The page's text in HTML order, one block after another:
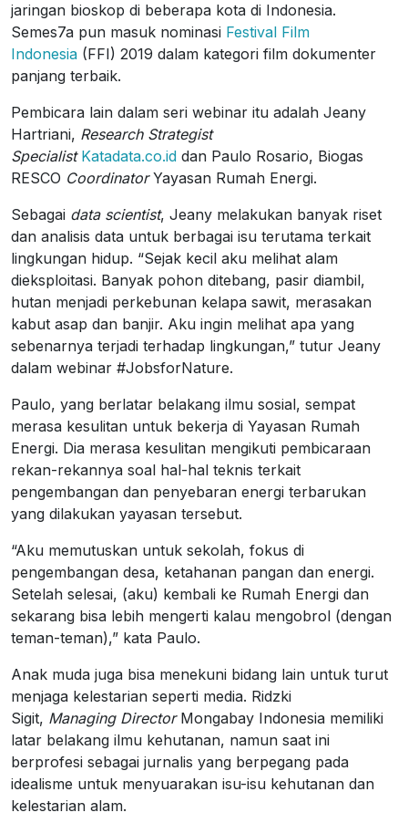
jaringan bioskop di beberapa kota di Indonesia.
Semes7a pun masuk nominasi Festival Film
Indonesia (FFI) 2019 dalam kategori film dokumenter
panjang terbaik.
Pembicara lain dalam seri webinar itu adalah Jeany
Hartriani, Research Strategist
Specialist Katadata.co.id dan Paulo Rosario, Biogas
RESCO CoordinatorYayasan Rumah Energi.
Sebagai data scientist, Jeany melakukan banyak riset
dan analisis data untuk berbagai isu terutama terkait
lingkungan hidup. “Sejak kecil aku melihat alam
dieksploitasi. Banyak pohon ditebang, pasir diambil,
hutan menjadi perkebunan kelapa sawit, merasakan
kabut asap dan banjir. Aku ingin melihat apa yang
sebenarnya terjadi terhadap lingkungan,” tutur Jeany
dalam webinar #JobsforNature.
Paulo, yang berlatar belakang ilmu sosial, sempat
merasa kesulitan untuk bekerja di Yayasan Rumah
Energi. Dia merasa kesulitan mengikuti pembicaraan
rekan-rekannya soal hal-hal teknis terkait
pengembangan dan penyebaran energi terbarukan
yang dilakukan yayasan tersebut.
“Aku memutuskan untuk sekolah, fokus di
pengembangan desa, ketahanan pangan dan energi.
Setelah selesai, (aku) kembali ke Rumah Energi dan
sekarang bisa lebih mengerti kalau mengobrol (dengan
teman-teman),” kata Paulo.
Anak muda juga bisa menekuni bidang lain untuk turut
menjaga kelestarian seperti media. Ridzki
Sigit, Managing Director Mongabay Indonesia memiliki
latar belakang ilmu kehutanan, namun saat ini
berprofesi sebagai jurnalis yang berpegang pada
idealisme untuk menyuarakan isu-isu kehutanan dan
kelestarian alam.